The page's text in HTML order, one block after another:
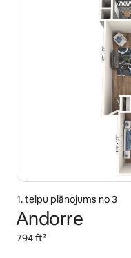
1. telpu plānojums no 3
Andorre
794 ft²